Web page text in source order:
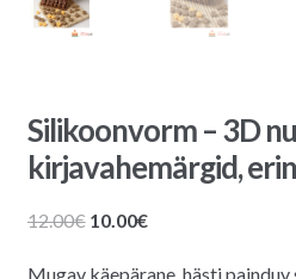
Silikoonvorm – 3D
kirjavahemärgid,
12.00€ Algne
10.00€Praegune
Mugav käepärane, hästi